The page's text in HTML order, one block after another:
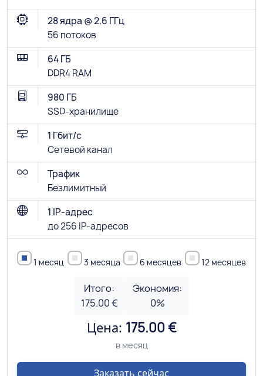
28 ядра @ 2.6 ГГц
56 потоков
64 ГБ
DDR4 RAM
980 ГБ
SSD-хранилище
1 Гбит/с
Сетевой канал
Трафик
Безлимитный
1 IP-адрес
до 256 IP-адресов
1 месяц 3 месяца 6 месяцев 12 месяцев
Итого:
175.00 €
Экономия:
0%
Цена: 175.00 €
в месяц
Заказать сейчас